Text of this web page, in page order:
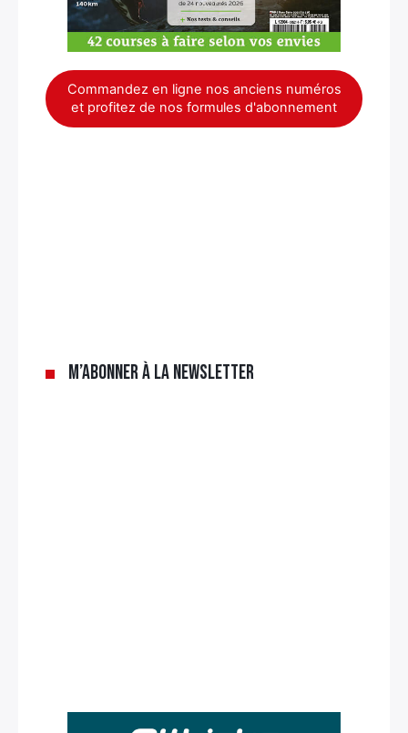
Commandez en ligne nos anciens numéros
et profitez de nos formules d'abonnement
M’abonner à la newsletter